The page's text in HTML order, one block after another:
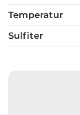
temperatur
Sulfiter